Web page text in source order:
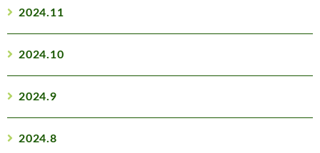
2024.11
2024.10
2024.9
2024.8